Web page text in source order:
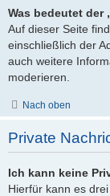
Was bedeutet der
Auf dieser Seite
einschließlich der
auch weitere
moderieren.
Nach oben
Private
Ich kann keine
Hierfür kann es